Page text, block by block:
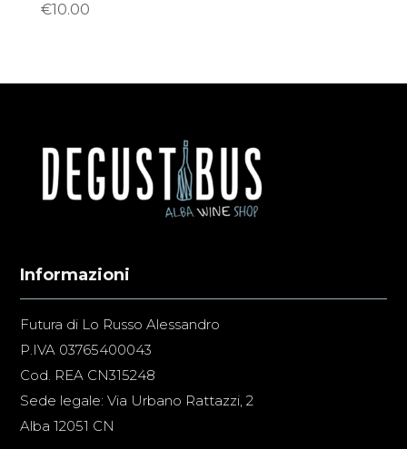
€10.00
Informazioni
Futura di Lo Russo Alessandro
P.IVA 03765400043
Cod. REA CN315248
Sede legale: Via Urbano Rattazzi, 2
Alba 12051 CN